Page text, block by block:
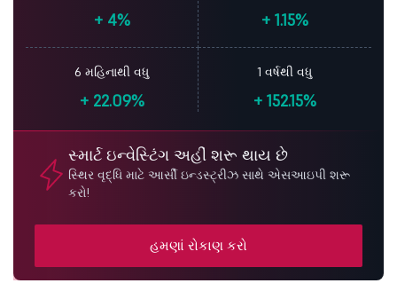
+4% + 1.15%
6 મહિનાથી વધુ
+22.09%
1 વર્ષથી વધુ
+ 152.15%
સ્માર્ટ ઇન્વેસ્ટિંગ અહીં શરૂ થાય છે
સ્થિર વૃદ્ધિ માટે આર્સી ઇન્ડસ્ટ્રીઝ સાથે એસઆઇપી શરૂ
કરો!
હમણાં રોકાણ કરો